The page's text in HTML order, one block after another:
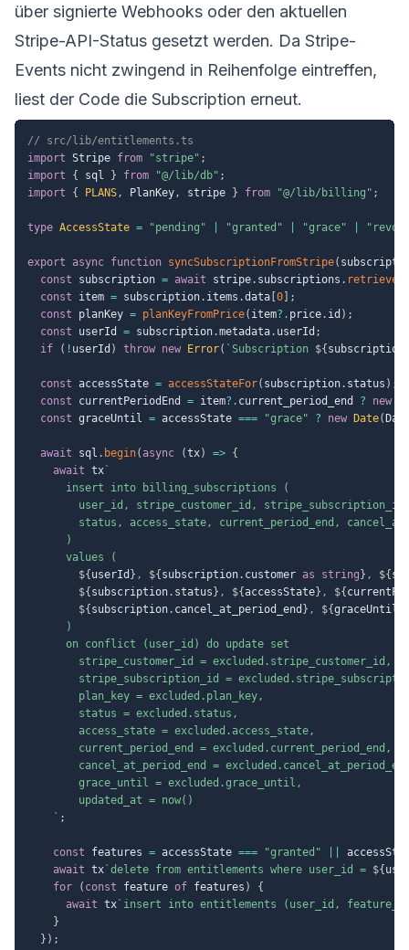
über signierte Webhooks oder den aktuellen
Stripe-API-Status gesetzt werden. Da Stripe-
Events nicht zwingend in Reihenfolge eintreffen,
liest der Code die Subscription erneut.
// src/lib/entitlements.ts
import Stripe from "stripe" ;
import
{ sql } from "@/lib/db" ;
import
{ PLANS, PlanKey, stripe } from "@/lib/billing" ;
type AccessState = "pending" "granted" "grace"
export async function syncSubscriptionFromStripe(
const subscription = await stripe. subscriptions . retrieve
const item = subscription. items .data 0
;
const planKey = planKeyFromPrice( item?. price. id ) ;
const userId = subscription.metadata. userId ;
if
( ! userId ) throw new Error( ` Subscription ${ subscription
const accessState = accessStateFor( subscription. status ) ;
const currentPeriodEnd = item?. current_period_end ? new
const graceUntil = accessState === "grace" ? new Date(
await sql . begin( async (tx) => {
await tx `
      insert into billing_subscriptions (
user_id, stripe_customer_id,
status, access_state, current_period_end,
      )
      values (
${ userId } , ${ subscription. customer as string } , ${
${ subscription. status } , ${accessState} , ${
${ subscription. cancel_at_period_end } , ${graceUntil
      )
      on conflict (user_id) do update set
        stripe_customer_id = excluded.stripe_customer_id,
stripe_subscription_id =
        plan_key = excluded.plan_key,
        status = excluded.status,
        access_state = excluded.access_state,
        current_period_end = excluded.current_period_end,
cancel_at_period_end =
        grace_until = excluded.grace_until,
        updated_at = now()
` ;
const features = accessState === "granted"
await tx ` delete from entitlements where user_id = ${
for
( const feature of features )
{
await tx ` insert into entitlements (user_id,
}
} ) ;